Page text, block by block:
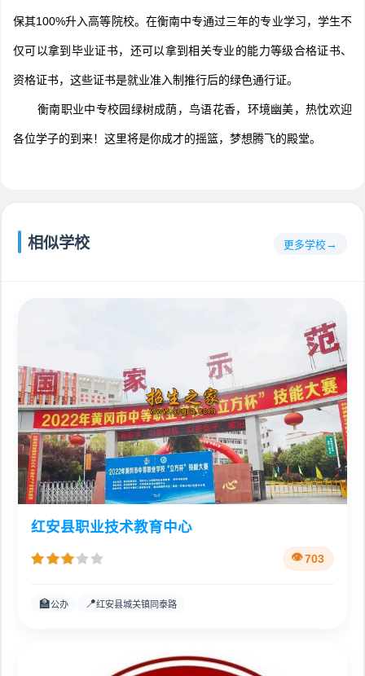
保其100%升入高等院校。在衡南中专通过三年的专业学习，学生不
仅可以拿到毕业证书，还可以拿到相关专业的能力等级合格证书、
资格证书，这些证书是就业准入制推行后的绿色通行证。
衡南职业中专校园绿树成荫，鸟语花香，环境幽美，热忱欢迎
各位学子的到来！这里将是你成才的摇篮，梦想腾飞的殿堂。
相似学校 更多学校
红安县职业技术教育中心
703
🏫公办 📍红安县城关镇同泰路